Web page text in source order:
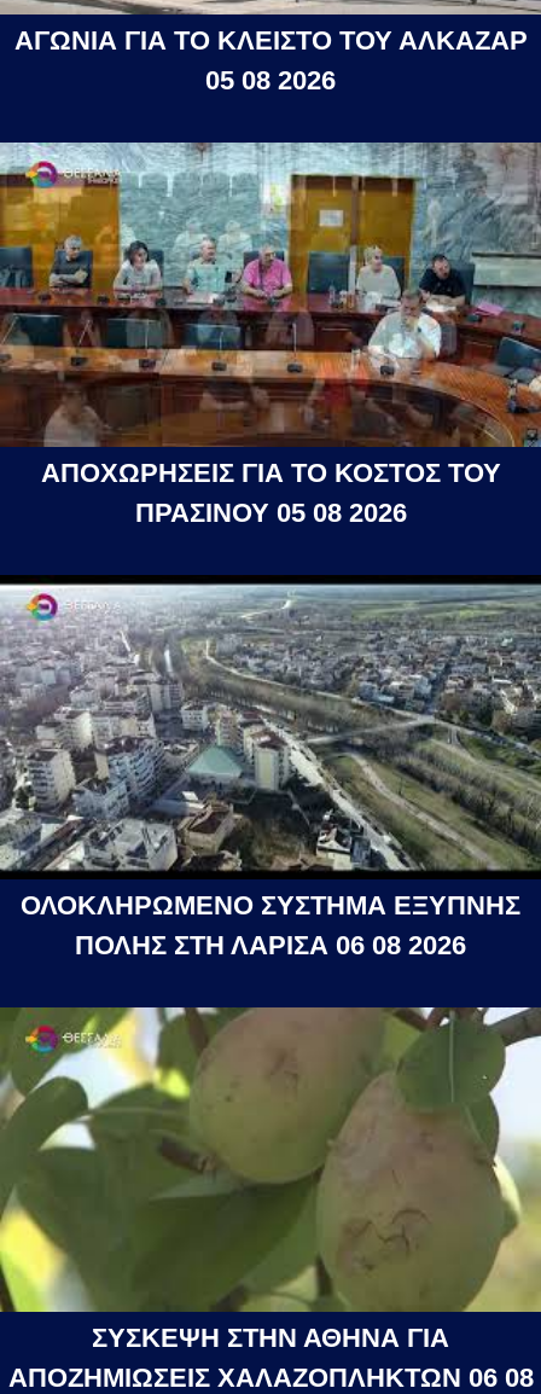
ΑΓΩΝΙΑ ΓΙΑ ΤΟ ΚΛΕΙΣΤΟ ΤΟΥ ΑΛΚΑΖΑΡ
05 08 2026
ΑΠΟΧΩΡΗΣΕΙΣ ΓΙΑ ΤΟ ΚΟΣΤΟΣ ΤΟΥ
ΠΡΑΣΙΝΟΥ 05 08 2026
ΟΛΟΚΛΗΡΩΜΕΝΟ ΣΥΣΤΗΜΑ ΕΞΥΠΝΗΣ
ΠΟΛΗΣ ΣΤΗ ΛΑΡΙΣΑ 06 08 2026
ΣΥΣΚΕΨΗ ΣΤΗΝ ΑΘΗΝΑ ΓΙΑ
ΑΠΟΖΗΜΙΩΣΕΙΣ ΧΑΛΑΖΟΠΛΗΚΤΩΝ 06 08